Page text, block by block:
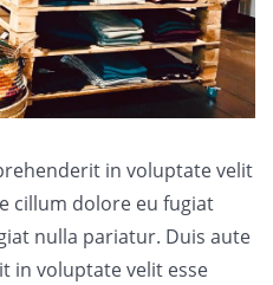
in voluptate velit
cillum dolore eu fugiat
nulla pariatur. Duis aute
in voluptate velit esse